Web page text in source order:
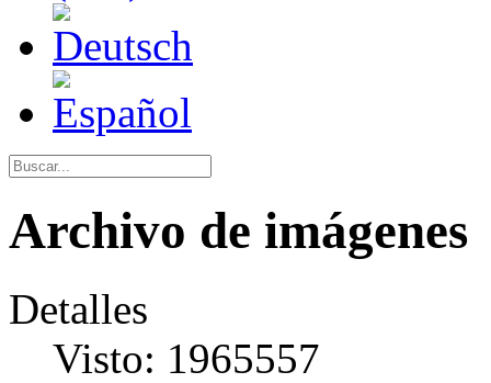
Archivo de imágenes
Detalles
Visto: 1965557